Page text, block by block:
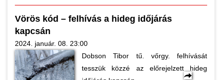
Vörös kód – felhívás a hideg időjárás
kapcsán
2024. január. 08. 23:00
Dobson Tibor tű. vőrgy. felhívását
tesszük közzé az előrejelzett hideg